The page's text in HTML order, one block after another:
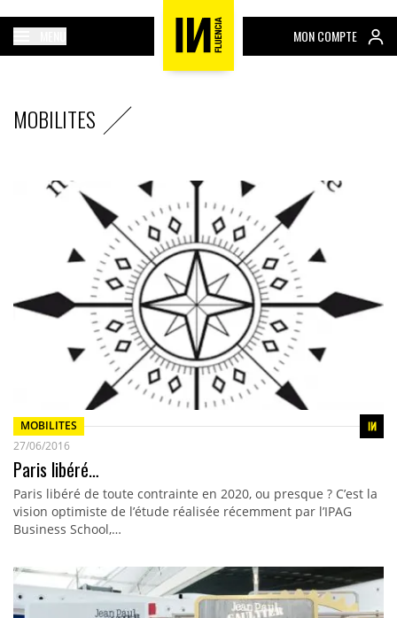
MON COMPTE
MOBILITES
MOBILITES
27/06/2016
Paris libéré…
Paris libéré de toute contrainte en 2020, ou presque ? C’est la
vision optimiste de l’étude réalisée récemment par l’IPAG
Business School,…